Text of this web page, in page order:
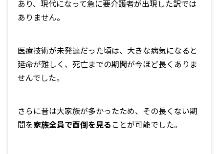
あり、現代になって急に要介護者が出現した訳では
ありません。
医療技術が未発達だった頃は、大きな病気になると
延命が難しく、死亡までの期間が今ほど長くありま
せんでした。
さらに昔は大家族が多かったため、その長くない期
間を家族全員で面倒を見ることが可能でした。